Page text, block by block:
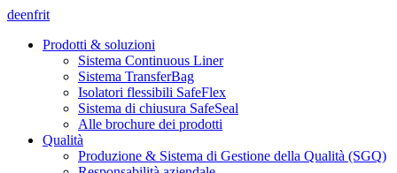
deenfrit
Prodotti & soluzioni
Sistema Continuous Liner
Sistema TransferBag
Isolatori flessibili SafeFlex
Sistema di chiusura SafeSeal
Alle brochure dei prodotti
Qualità
Produzione & Sistema di Gestione della Qualità (SGQ)